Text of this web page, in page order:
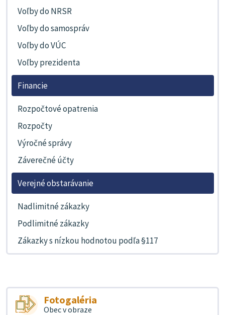
Voľby do NRSR
Voľby do samospráv
Voľby do VÚC
Voľby prezidenta
Financie
Rozpočtové opatrenia
Rozpočty
Výročné správy
Záverečné účty
Verejné obstarávanie
Nadlimitné zákazky
Podlimitné zákazky
Zákazky s nízkou hodnotou podľa §117
Fotogaléria
Obec v obraze